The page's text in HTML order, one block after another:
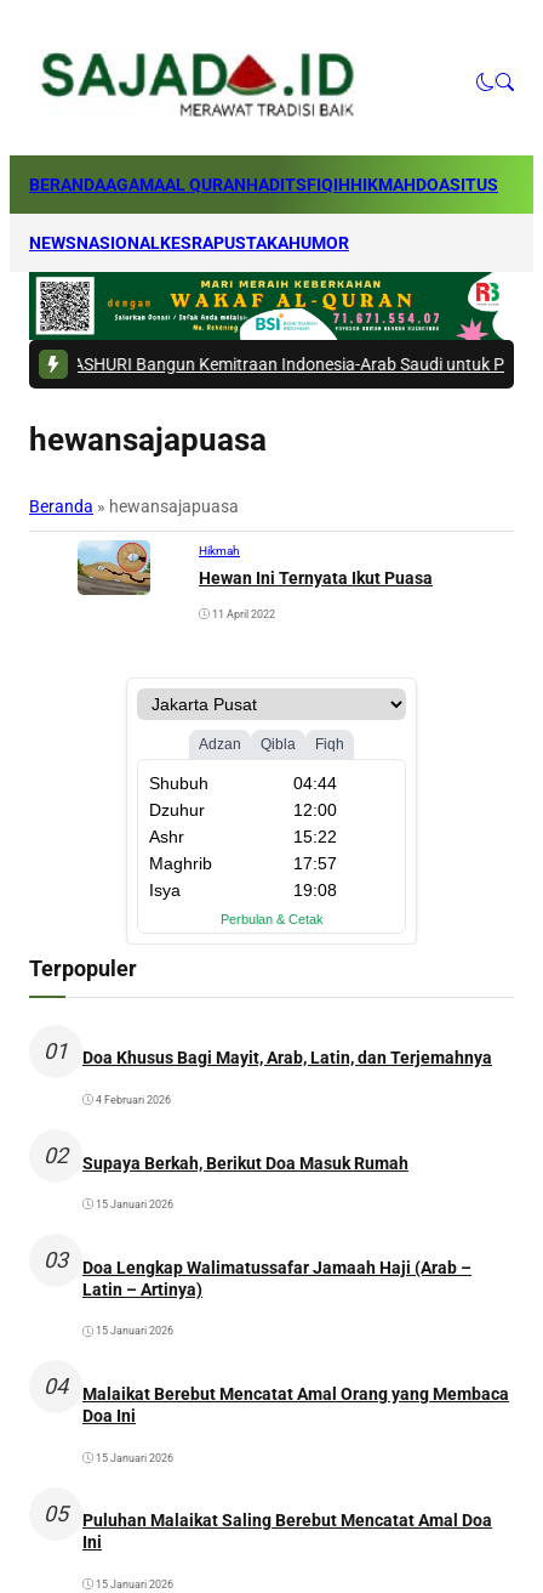
BERANDAAGAMAAL QURANHADITSFIQIHHIKMAHDOASITUS
NEWSNASIONALKESRAPUSTAKAHUMOR
Bangun Kemitraan Indonesia-Arab Saudi untuk Perkuat
hewansajapuasa
Beranda » hewansajapuasa
Hikmah
Hewan Ini Ternyata Ikut Puasa
11 April 2022
Terpopuler
01 Doa Khusus Bagi Mayit, Arab, Latin, dan Terjemahnya
4 Februari 2026
02 Supaya Berkah, Berikut Doa Masuk Rumah
15 Januari 2026
03
Doa Lengkap Walimatussafar Jamaah Haji (Arab –
Latin – Artinya)
15 Januari 2026
04
Malaikat Berebut Mencatat Amal Orang yang Membaca
Doa Ini
15 Januari 2026
05
Puluhan Malaikat Saling Berebut Mencatat Amal Doa
Ini
15 Januari 2026